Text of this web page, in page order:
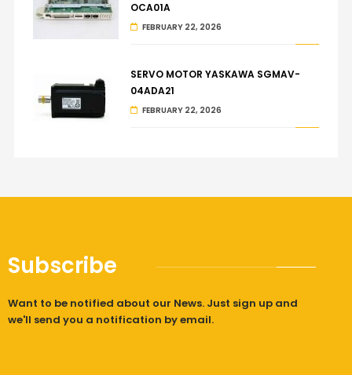
OCA01A
FEBRUARY 22, 2026
SERVO MOTOR YASKAWA SGMAV-
04ADA21
FEBRUARY 22, 2026
Subscribe
Want to be notified about our News. Just sign up and
we'll send you a notification by email.